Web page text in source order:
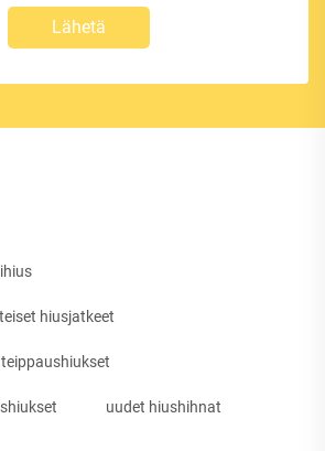
Lähetä
hiusjatkeet
uudet hiushihnat